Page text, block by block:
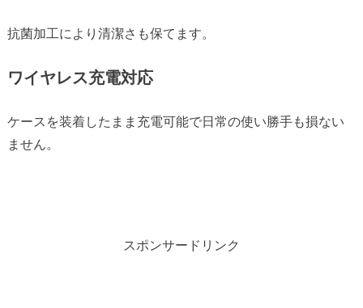
抗菌加工により清潔さも保てます。
ワイヤレス充電対応
ケースを装着したまま充電可能で日常の使い勝手も損ない
ません。
スポンサードリンク